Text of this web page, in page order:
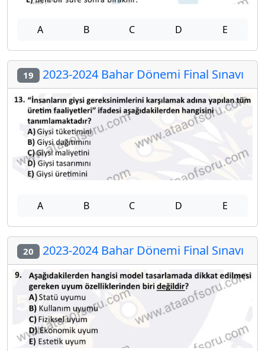
A B C D E
19 2023-2024 Bahar Dönemi Final Sınavı
A B C D E
20 2023-2024 Bahar Dönemi Final Sınavı